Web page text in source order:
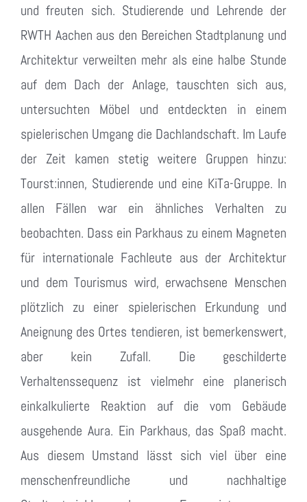
und freuten sich. Studierende und Lehrende der
RWTH Aachen aus den Bereichen Stadtplanung und
Architektur verweilten mehr als eine halbe Stunde
auf dem Dach der Anlage, tauschten sich aus,
untersuchten Möbel und entdeckten in einem
spielerischen Umgang die Dachlandschaft. Im Laufe
der Zeit kamen stetig weitere Gruppen hinzu:
Tourst:innen, Studierende und eine KiTa-Gruppe. In
allen Fällen war ein ähnliches Verhalten zu
beobachten. Dass ein Parkhaus zu einem Magneten
für internationale Fachleute aus der Architektur
und dem Tourismus wird, erwachsene Menschen
plötzlich zu einer spielerischen Erkundung und
Aneignung des Ortes tendieren, ist bemerkenswert,
aber kein Zufall. Die geschilderte
Verhaltenssequenz ist vielmehr eine planerisch
einkalkulierte Reaktion auf die vom Gebäude
ausgehende Aura. Ein Parkhaus, das Spaß macht.
Aus diesem Umstand lässt sich viel über eine
menschenfreundliche und nachhaltige